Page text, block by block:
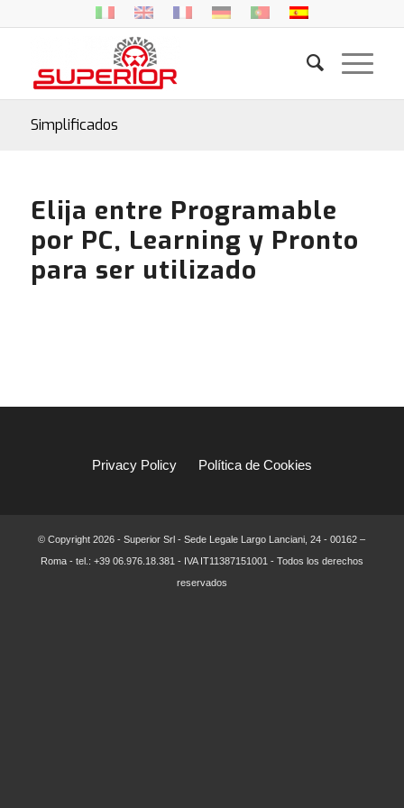
Simplificados
Elija entre Programable
por PC, Learning y Pronto
para ser utilizado
Privacy Policy Política de Cookies
© Copyright2026 - Superior Srl - Sede Legale Largo Lanciani, 24 - 00162 –
Roma - tel.: +39 06.976.18.381 - IVA IT11387151001 - Todos los derechos
reservados